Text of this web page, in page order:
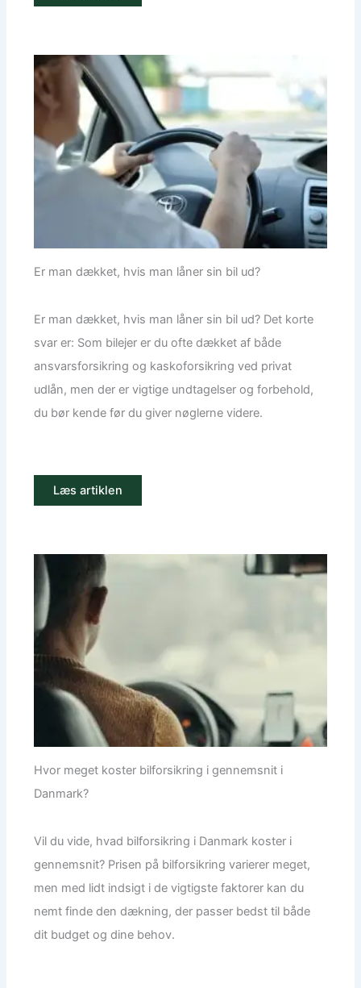
Er man dækket, hvis man låner sin bil ud?
Er man dækket, hvis man låner sin bil ud? Det korte
svar er: Som bilejer er du ofte dækket af både
ansvarsforsikring og kaskoforsikring ved privat
udlån, men der er vigtige undtagelser og forbehold,
du bør kende før du giver nøglerne videre.
Læs artiklen
Hvor meget koster bilforsikring i gennemsnit i
Danmark?
Vil du vide, hvad bilforsikring i Danmark koster i
gennemsnit? Prisen på bilforsikring varierer meget,
men med lidt indsigt i de vigtigste faktorer kan du
nemt finde den dækning, der passer bedst til både
dit budget og dine behov.